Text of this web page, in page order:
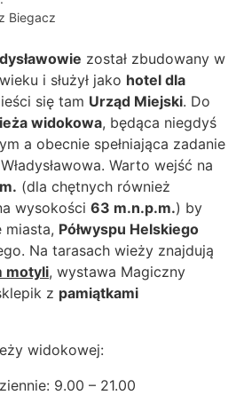
Biegacz
został zbudowany w
i służył jako hotel dla
się tam Urząd Miejski. Do
widokowa, będąca niegdyś
a obecnie spełniająca zadanie
Władysławowa. Warto wejść na
(dla chętnych również
wysokości 63 m.n.p.m.) by
miasta, Półwyspu Helskiego
Na tarasach wieży znajdują
motyli, wystawa Magiczny
z pamiątkami
widokowej:
9.00 – 21.00